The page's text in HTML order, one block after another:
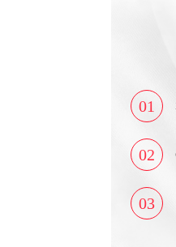
01
02
03